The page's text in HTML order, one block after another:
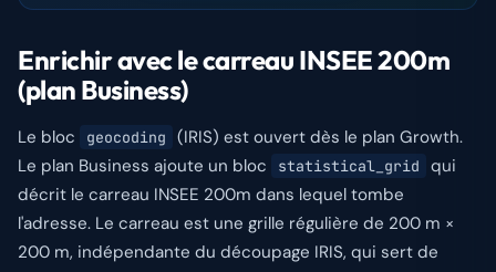
Enrichir avec le carreau INSEE 200m
(plan Business)
Le bloc geocoding
(IRIS) est ouvert dès le plan Growth.
Le plan Business ajoute un bloc
statistical_grid
qui
décrit le carreau INSEE 200m dans lequel tombe
l'adresse. Le carreau est une grille régulière de 200 m ×
200 m, indépendante du découpage IRIS, qui sert de